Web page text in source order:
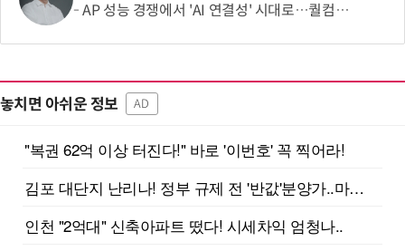
AP 성능 경쟁에서 'AI 연결성' 시대로…퀄컴 영역 확장 본격화
놓치면 아쉬운 정보 AD